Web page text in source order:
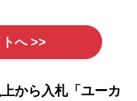
へ >>
から入札「ユーカ